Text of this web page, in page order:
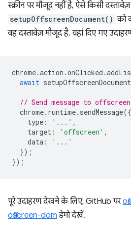
स्क्रीन पर मौजूद नहीं है, ऐसे किसी
setupOffscreenDocument() को
वह दस्तावेज़ मौजूद है. यहां दिए गए
chrome.action .onClicked .
await setupOffscreenDocument
// Send message to offscreen
chrome. runtime. sendMessage({
type : '...' ,
target : 'offscreen' ,
data :
'...'
});
});
पूरे उदाहरण देखने के लिए, GitHub पर
offscreen-dom डेमो देखें.